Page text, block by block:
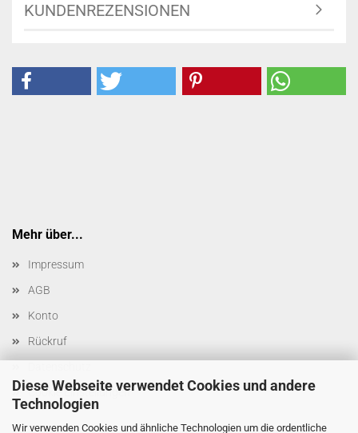
Diese Webseite verwendet Cookies und andere
Technologien
Wir verwenden Cookies und ähnliche Technologien um die ordentliche
KUNDENREZENSIONEN
Mehr über...
Impressum
AGB
Konto
Rückruf
Cookie Einstellungen